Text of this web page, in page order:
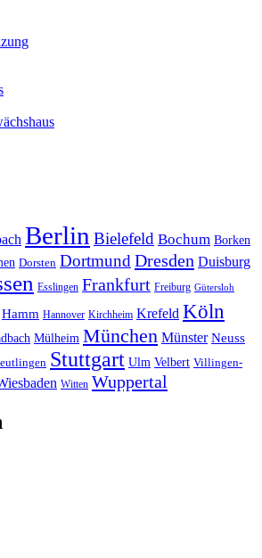
Berlin Bielefeld Bochum Borken
Dorsten DortmundDresden Duisburg
Esslingen Frankfurt Freiburg Gütersloh
Hamm Hannover Kirchheim Krefeld Köln
Mülheim München Münster Neuss
Stuttgart Ulm Velbert Villingen-
Witten Wuppertal